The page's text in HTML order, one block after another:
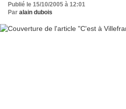
Publié le 15/10/2005 à 12:01
Par alain dubois